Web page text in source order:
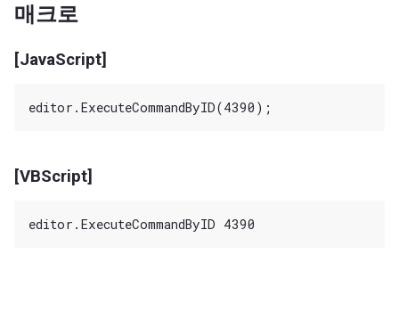
매크로
[JavaScript]
[VBScript]